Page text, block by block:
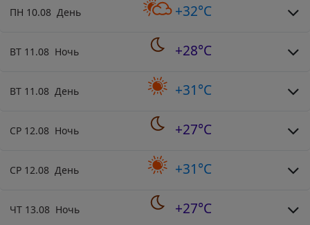
ПН 10.08 День +32°C
ВТ 11.08 Ночь +28°C
ВТ 11.08 День +31°C
СР 12.08 Ночь +27°C
СР 12.08 День +31°C
ЧТ 13.08 Ночь +27°C